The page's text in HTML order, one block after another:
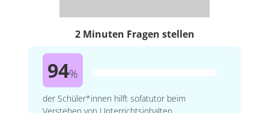
2 Minuten Fragen stellen
94%
der Schüler*innen hilft sofatutor beim